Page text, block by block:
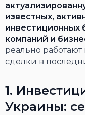
известных,
инвестиционных
компаний и
реально
сделки в
1.
Украины: